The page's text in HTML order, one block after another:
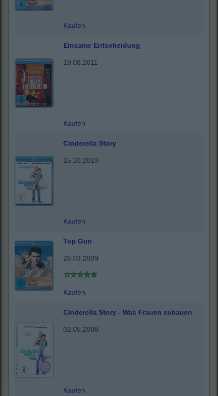
Kaufen
Einsame Entscheidung
19.08.2011
Kaufen
Cinderella Story
15.10.2010
Kaufen
Top Gun
26.03.2009
Kaufen
Cinderella Story - Was Frauen schauen
02.05.2008
Kaufen